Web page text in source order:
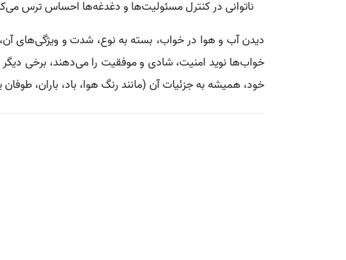
ناتوانی در کنترل مسئولیت‌ها و دغدغه‌ها احساس ترس
دیدن آب و هوا در خواب، بسته به نوع، شدت و ویژگی‌های
خواب‌ها نوید امنیت، شادی و موفقیت را می‌دهند، برخی
خود، همیشه به جزئیات آن (مانند رنگ هوا، باد، باران،